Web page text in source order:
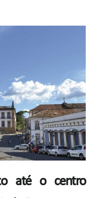
até o centro